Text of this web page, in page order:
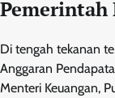
Pemerintah
Di tengah tekanan
Anggaran
Menteri Keuangan,